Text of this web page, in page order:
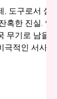
도구로서 설
혹한 진실. 인
무기로 남을
적인 서사를